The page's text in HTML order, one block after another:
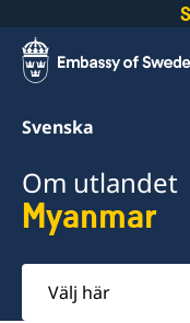
Svenska
Om utlandet
Myanmar
Välj
här